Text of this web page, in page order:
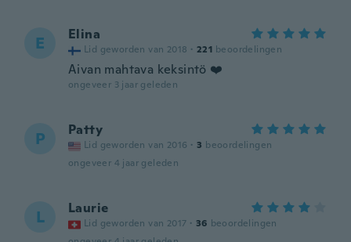
E Elina
Lid geworden van 2018 · 221 beoordelingen
Aivan mahtava keksintö ❤️
ongeveer 3 jaar geleden
P Patty
Lid geworden van 2016 · 3 beoordelingen
ongeveer 4 jaar geleden
L Laurie
Lid geworden van 2017 · 36 beoordelingen